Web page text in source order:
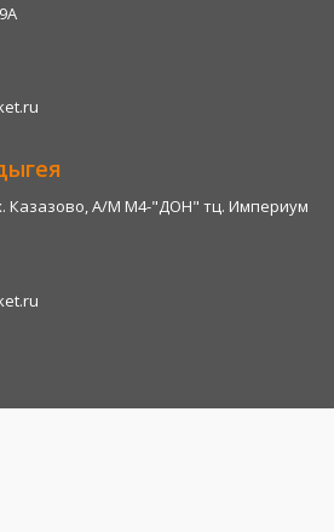
Казазово, А/М М4-"ДОН" тц. Империум